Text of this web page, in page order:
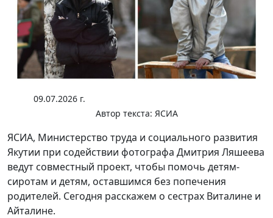
09.07.2026 г.
Автор текста: ЯСИА
ЯСИА, Министерство труда и социального развития
Якутии при содействии фотографа Дмитрия Ляшеева
ведут совместный проект, чтобы помочь детям-
сиротам и детям, оставшимся без попечения
родителей. Сегодня расскажем о сестрах Виталине и
Айталине.